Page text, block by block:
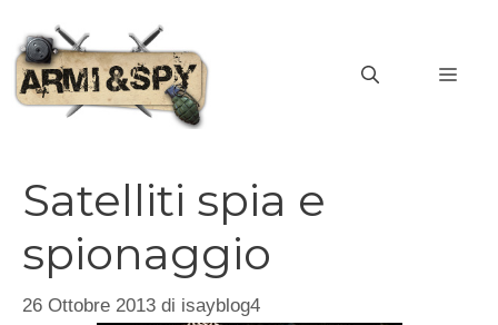
contenuto
Satelliti spia e
spionaggio
26 Ottobre 2013 di isayblog4